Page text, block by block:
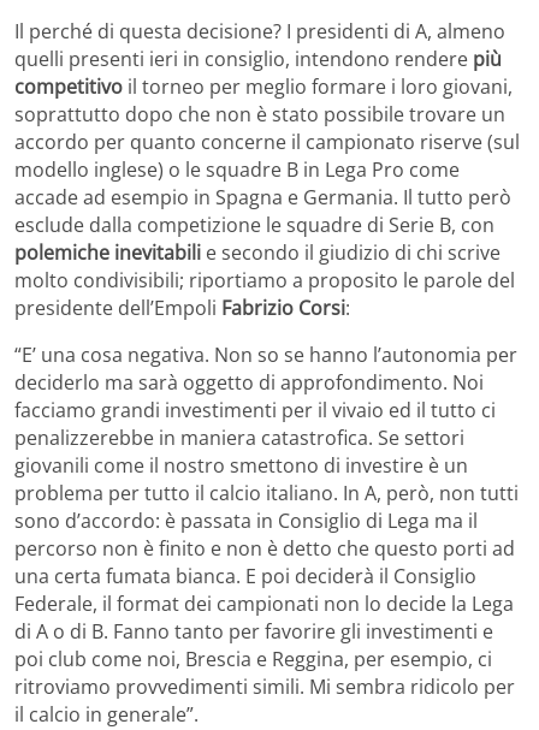
Il perché di questa decisione? I presidenti di A, almeno
quelli presenti ieri in consiglio, intendono rendere più
competitivo il torneo per meglio formare i loro giovani,
soprattutto dopo che non è stato possibile trovare un
accordo per quanto concerne il campionato riserve (sul
modello inglese) o le squadre B in Lega Pro come
accade ad esempio in Spagna e Germania. Il tutto però
esclude dalla competizione le squadre di Serie B, con
polemiche inevitabili e secondo il giudizio di chi scrive
molto condivisibili; riportiamo a proposito le parole del
presidente dell’Empoli Fabrizio Corsi:
“E’ una cosa negativa. Non so se hanno l’autonomia per
deciderlo ma sarà oggetto di approfondimento. Noi
facciamo grandi investimenti per il vivaio ed il tutto ci
penalizzerebbe in maniera catastrofica. Se settori
giovanili come il nostro smettono di investire è un
problema per tutto il calcio italiano. In A, però, non tutti
sono d’accordo: è passata in Consiglio di Lega ma il
percorso non è finito e non è detto che questo porti ad
una certa fumata bianca. E poi deciderà il Consiglio
Federale, il format dei campionati non lo decide la Lega
di A o di B. Fanno tanto per favorire gli investimenti e
poi club come noi, Brescia e Reggina, per esempio, ci
ritroviamo provvedimenti simili. Mi sembra ridicolo per
il calcio in generale”.